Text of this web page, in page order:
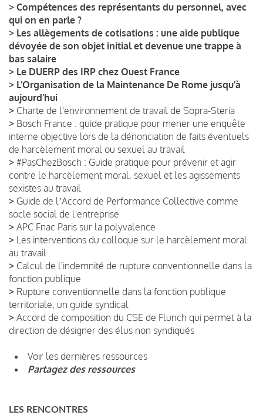
> Compétences des représentants du personnel, avec
qui on en parle ?
> Les allègements de cotisations : une aide publique
dévoyée de son objet initial et devenue une trappe à
bas salaire
> Le DUERP des IRP chez Ouest France
> L’Organisation de la Maintenance De Rome jusqu’à
aujourd’hui
> Charte de l'environnement de travail de Sopra-Steria
> Bosch France : guide pratique pour mener une enquête
interne objective lors de la dénonciation de faits éventuels
de harcèlement moral ou sexuel au travail
> #PasChezBosch : Guide pratique pour prévenir et agir
contre le harcèlement moral, sexuel et les agissements
sexistes au travail
> Guide de lʼAccord de Performance Collective comme
socle social de l'entreprise
> APC Fnac Paris sur la polyvalence
> Les interventions du colloque sur le harcèlement moral
au travail
> Calcul de l'indemnité de rupture conventionnelle dans la
fonction publique
> Rupture conventionnelle dans la fonction publique
territoriale, un guide syndical
> Accord de composition du CSE de Flunch qui permet à la
direction de désigner des élus non syndiqués
Voir les dernières ressources
Partagez des ressources
LES RENCONTRES